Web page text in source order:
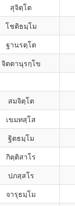
สุจิตฺโต
โชติธมฺโม
ฐานรตฺโต
จิตตานุรกฺโข
สมจิตฺโต
เขมทสฺโส
ฐิตธมฺโม
กิตฺติสาโร
ปภสฺสโร
จารุธมฺโม